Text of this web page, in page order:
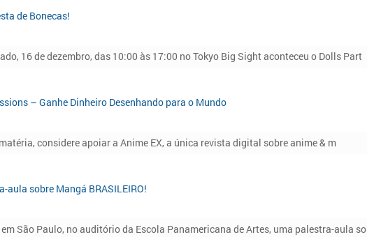
de Bonecas!
16 de dezembro, das 10:00 às 17:00 no Tokyo Big Sight aconteceu o Dolls Part
– Ganhe Dinheiro Desenhando para o Mundo
considere apoiar a Anime EX, a única revista digital sobre anime & m
aula sobre Mangá BRASILEIRO!
São Paulo, no auditório da Escola Panamericana de Artes, uma palestra-aula so